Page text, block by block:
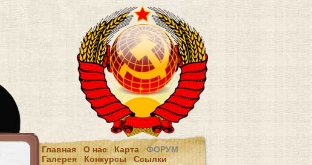
Главная О нас Карта
ФОРУМ
Галерея
Конкурсы Ссылки